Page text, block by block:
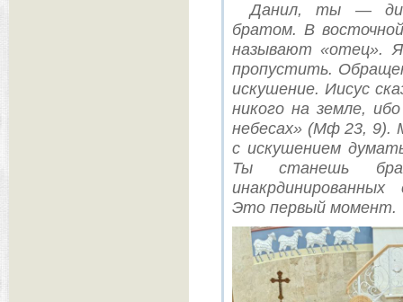
Данил, ты —
братом. В
называют «отец».
пропустить.
искушение. Иисус
никого на земле,
небесах» (Мф 23, 9).
с искушением
Ты станешь
Это первый момент.